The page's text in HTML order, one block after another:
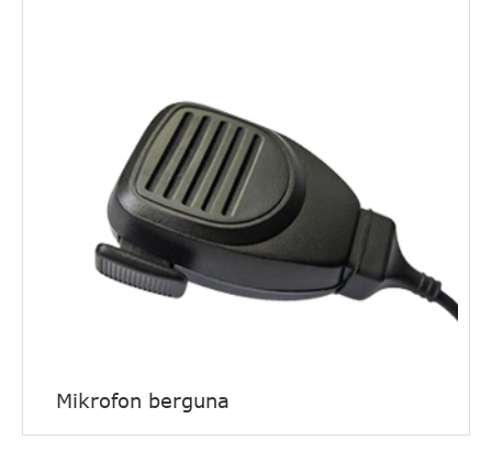
Mikrofon berguna